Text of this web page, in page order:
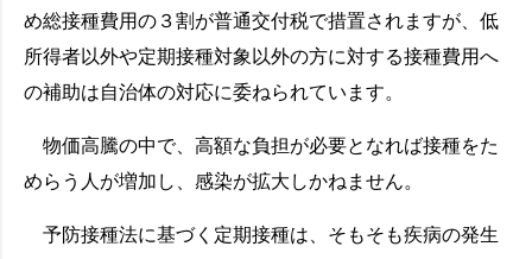
め総接種費用の３割が普通交付税で措置されますが、低
所得者以外や定期接種対象以外の方に対する接種費用へ
の補助は自治体の対応に委ねられています。
物価高騰の中で、高額な負担が必要となれば接種をた
めらう人が増加し、感染が拡大しかねません。
予防接種法に基づく定期接種は、そもそも疾病の発生